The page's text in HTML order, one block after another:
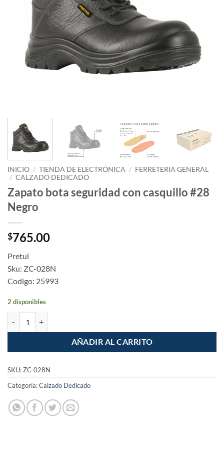
INICIO / TIENDA DE ELECTRÓNICA / FERRETERIA GENERAL
/ CALZADO DEDICADO
Zapato bota seguridad con casquillo #28
Negro
$765.00
Pretul
Sku: ZC-028N
Codigo: 25993
2 disponibles
AÑADIR AL CARRITO
SKU:ZC-028N
Categoría:Calzado Dedicado